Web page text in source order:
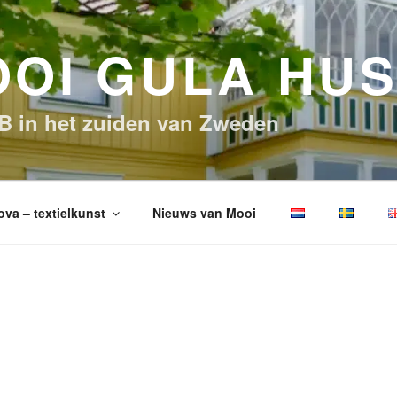
GULA
in het zuiden van Zweden
– textielkunst Nieuws van Mooi